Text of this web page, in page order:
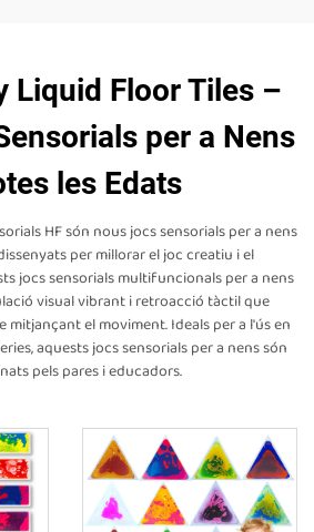
Liquid Floor Tiles –
per a Nens
les Edats
HF són nous jocs sensorials per a nens
per millorar el joc creatiu i el
jocs sensorials multifuncionals per a nens
visual vibrant i retroacció tàctil que
el moviment. Ideals per a l'ús en
aquests jocs sensorials per a nens són
pels pares i educadors.